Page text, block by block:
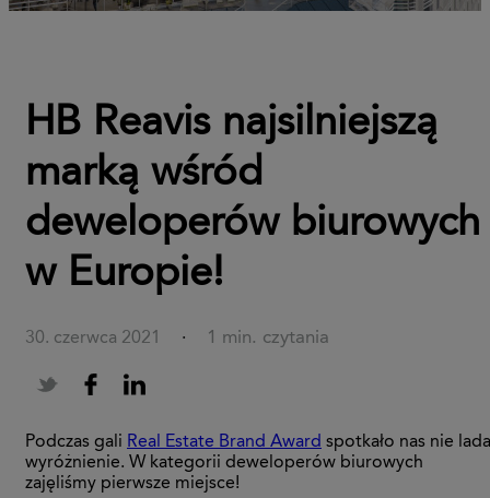
HB Reavis najsilniejszą
marką wśród
deweloperów biurowych
w Europie!
30. czerwca 2021 · 1 min. czytania
Podczas gali Real Estate Brand Award spotkało nas nie lada
wyróżnienie. W kategorii deweloperów biurowych
zajęliśmy pierwsze miejsce!